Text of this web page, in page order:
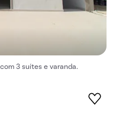
3 suítes e varanda.